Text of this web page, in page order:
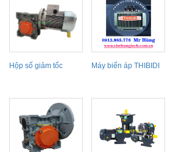
Hộp số giảm tốc
Máy biến áp THIBIDI